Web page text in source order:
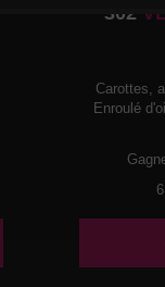
302
Carottes,
Enroulé